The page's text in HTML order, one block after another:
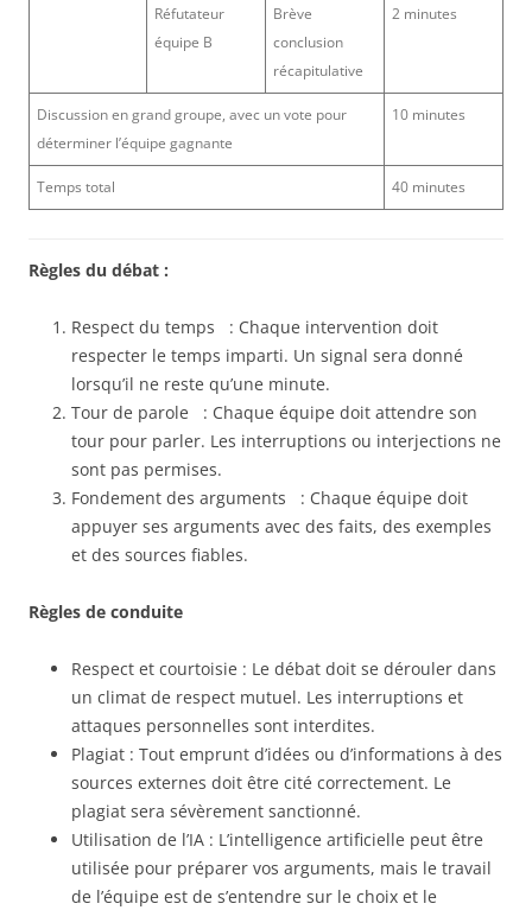
Réfutateur
équipe B
Brève
conclusion
récapitulative
2 minutes
Discussion en grand groupe, avec un vote pour
déterminer l’équipe gagnante
10 minutes
Temps total 40 minutes
Règles du débat :
Respect du temps : Chaque intervention doit
respecter le temps imparti. Un signal sera donné
lorsqu’il ne reste qu’une minute.
Tour de parole : Chaque équipe doit attendre son
tour pour parler. Les interruptions ou interjections ne
sont pas permises.
Fondement des arguments : Chaque équipe doit
appuyer ses arguments avec des faits, des exemples
et des sources fiables.
Règles de conduite
Respect et courtoisie : Le débat doit se dérouler dans
un climat de respect mutuel. Les interruptions et
attaques personnelles sont interdites.
Plagiat : Tout emprunt d’idées ou d’informations à des
sources externes doit être cité correctement. Le
plagiat sera sévèrement sanctionné.
Utilisation de l’IA : L’intelligence artificielle peut être
utilisée pour préparer vos arguments, mais le travail
de l’équipe est de s’entendre sur le choix et le